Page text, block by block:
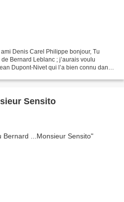
Denis Carel Philippe bonjour, Tu
Bernard Leblanc ; j’aurais voulu
Dupont-Nivet qui l’a bien connu dans
Sensito